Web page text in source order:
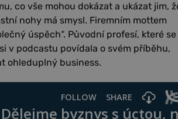
co vše mohou dokázat a ukázat jim,
nohy má smysl. Firemním mottem
úspěch“. Původní profesí, které se
v podcastu povídala o svém příběhu,
ohleduplný business.